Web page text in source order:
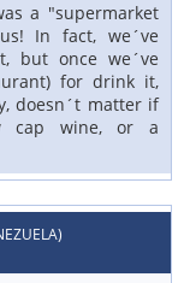
a "supermarket
In fact, we´ve
but once we´ve
for drink it,
doesn´t matter if
cap wine, or a